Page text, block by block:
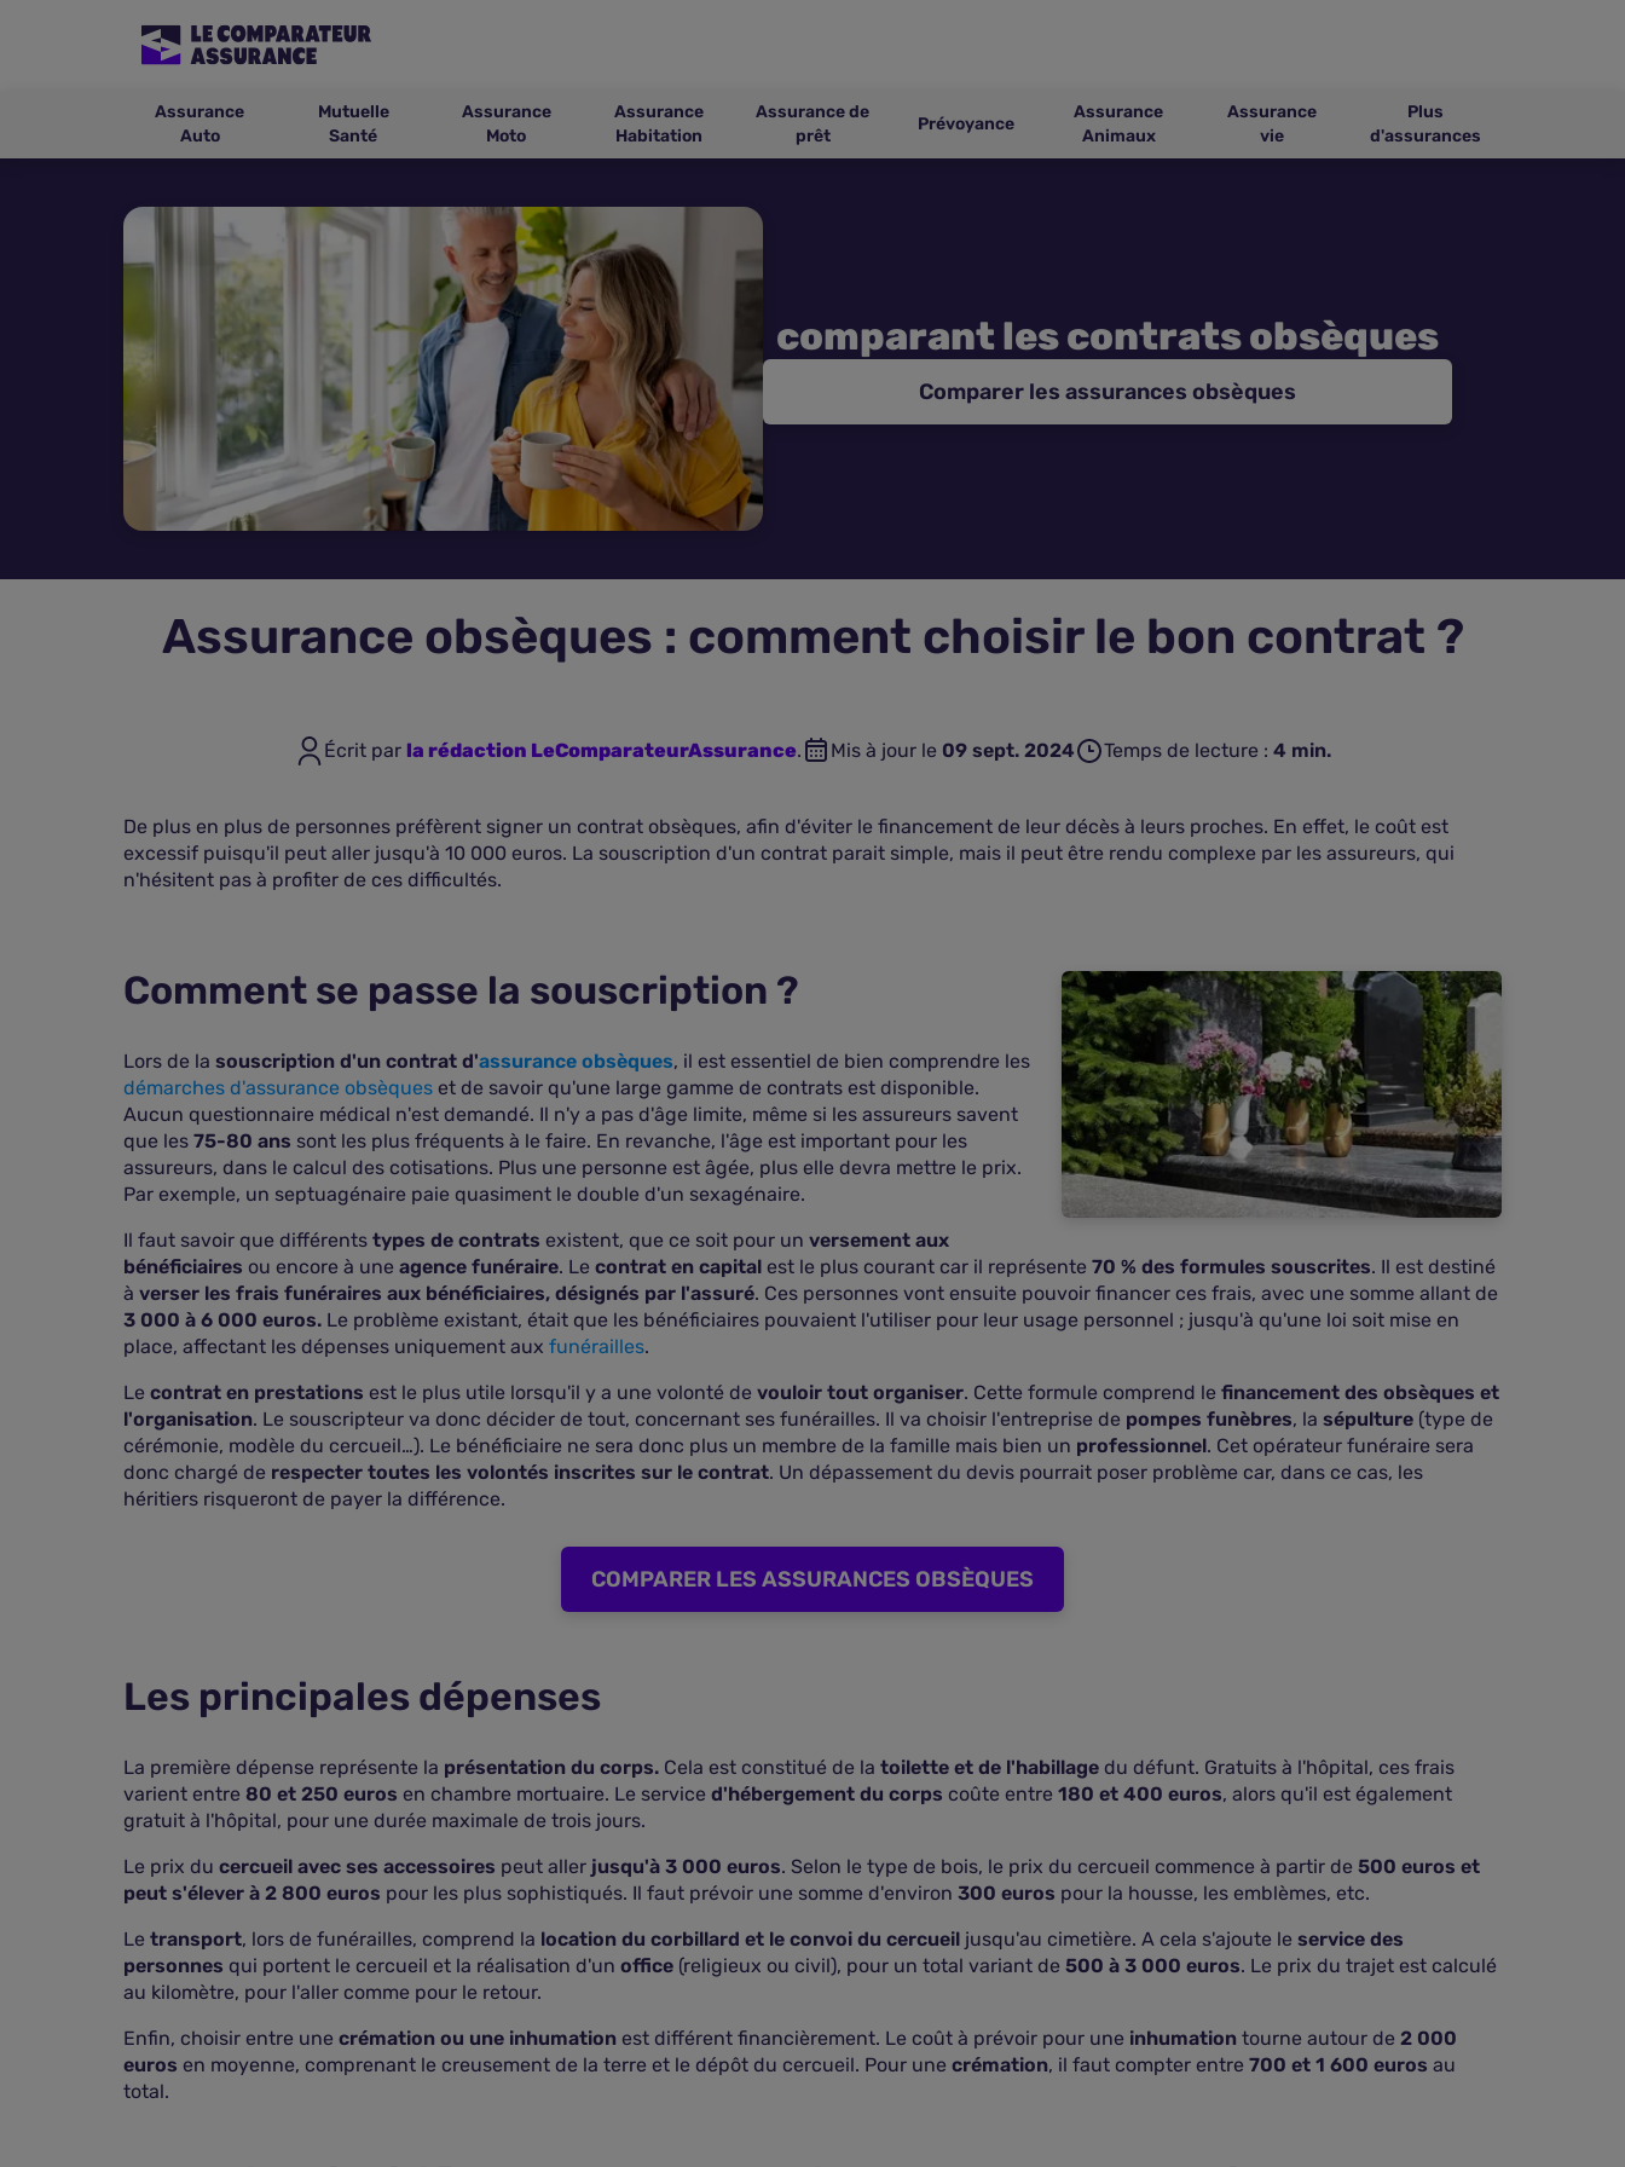
Assurance
Auto
Mutuelle
Santé
Assurance
Moto
Assurance
Habitation
Assurance de
prêt
Prévoyance
Assurance
Animaux
Assurance
vie
Plus
d'assurances
comparant les contrats obsèques
Comparer les assurances obsèques
Assurance obsèques : comment choisir le bon contrat ?
Écrit par la rédaction LeComparateurAssurance. Mis à jour le 09 sept. 2024 Temps de lecture : 4 min.
De plus en plus de personnes préfèrent signer un contrat obsèques, afin d'éviter le financement de leur décès à leurs proches. En effet, le coût est
excessif puisqu'il peut aller jusqu'à 10 000 euros. La souscription d'un contrat parait simple, mais il peut être rendu complexe par les assureurs, qui
n'hésitent pas à profiter de ces difficultés.
Comment se passe la souscription ?
Lors de la souscription d'un contrat d'assurance obsèques, il est essentiel de bien comprendre les
démarches d'assurance obsèques et de savoir qu'une large gamme de contrats est disponible.
Aucun questionnaire médical n'est demandé. Il n'y a pas d'âge limite, même si les assureurs savent
que les 75-80 ans sont les plus fréquents à le faire. En revanche, l'âge est important pour les
assureurs, dans le calcul des cotisations. Plus une personne est âgée, plus elle devra mettre le prix.
Par exemple, un septuagénaire paie quasiment le double d'un sexagénaire.
Il faut savoir que différents types de contrats existent, que ce soit pour un versement aux
bénéficiaires ou encore à une agence funéraire. Le contrat en capital est le plus courant car il représente 70 % des formules souscrites. Il est destiné
à verser les frais funéraires aux bénéficiaires, désignés par l'assuré. Ces personnes vont ensuite pouvoir financer ces frais, avec une somme allant de
3 000 à 6 000 euros. Le problème existant, était que les bénéficiaires pouvaient l'utiliser pour leur usage personnel ; jusqu'à qu'une loi soit mise en
place, affectant les dépenses uniquement aux funérailles.
Le contrat en prestations est le plus utile lorsqu'il y a une volonté de vouloir tout organiser. Cette formule comprend le financement des obsèques et
l'organisation. Le souscripteur va donc décider de tout, concernant ses funérailles. Il va choisir l'entreprise de pompes funèbres, la sépulture (type de
cérémonie, modèle du cercueil…). Le bénéficiaire ne sera donc plus un membre de la famille mais bien un professionnel. Cet opérateur funéraire sera
donc chargé de respecter toutes les volontés inscrites sur le contrat. Un dépassement du devis pourrait poser problème car, dans ce cas, les
héritiers risqueront de payer la différence.
COMPARER LES ASSURANCES OBSÈQUES
Les principales dépenses
La première dépense représente la présentation du corps. Cela est constitué de la toilette et de l'habillage du défunt. Gratuits à l'hôpital, ces frais
varient entre 80 et 250 euros en chambre mortuaire. Le service d'hébergement du corps coûte entre 180 et 400 euros, alors qu'il est également
gratuit à l'hôpital, pour une durée maximale de trois jours.
Le prix du cercueil avec ses accessoires peut aller jusqu'à 3 000 euros. Selon le type de bois, le prix du cercueil commence à partir de 500 euros et
peut s'élever à 2 800 euros pour les plus sophistiqués. Il faut prévoir une somme d'environ 300 euros pour la housse, les emblèmes, etc.
Le transport, lors de funérailles, comprend la location du corbillard et le convoi du cercueil jusqu'au cimetière. A cela s'ajoute le service des
personnes qui portent le cercueil et la réalisation d'un office (religieux ou civil), pour un total variant de 500 à 3 000 euros. Le prix du trajet est calculé
au kilomètre, pour l'aller comme pour le retour.
Enfin, choisir entre une crémation ou une inhumation est différent financièrement. Le coût à prévoir pour une inhumation tourne autour de 2 000
euros en moyenne, comprenant le creusement de la terre et le dépôt du cercueil. Pour une crémation, il faut compter entre 700 et 1 600 euros au
total.